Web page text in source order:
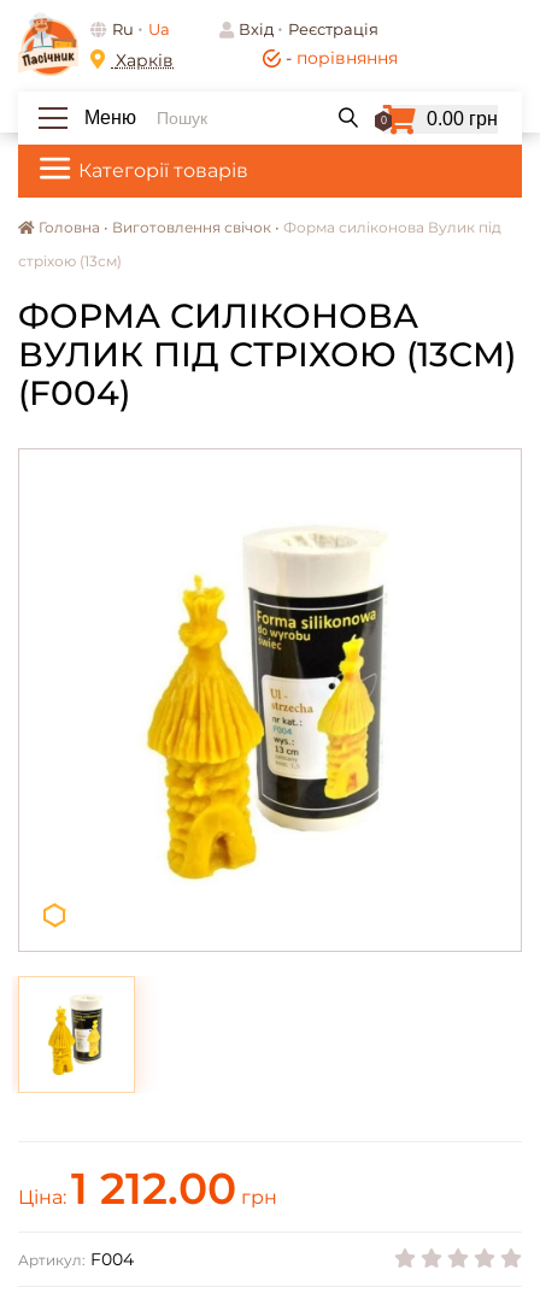
- порівняння
Ru Ua Вхід Реєстрація
Харків
Категорії товарів
Меню 0 0.00 грн
Головна • Виготовлення свічок • Форма силіконова Вулик під
стріхою (13см)
ФОРМА СИЛІКОНОВА
ВУЛИК ПІД СТРІХОЮ (13СМ)
(F004)
Ціна: 1 212.00 грн
Артикул: F004